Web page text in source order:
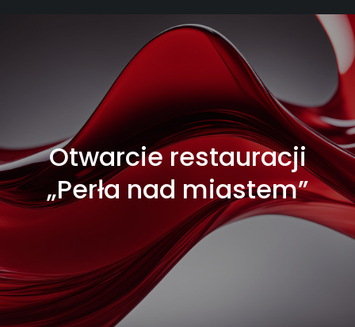
Otwarcie restauracji
„Perła nad miastem”